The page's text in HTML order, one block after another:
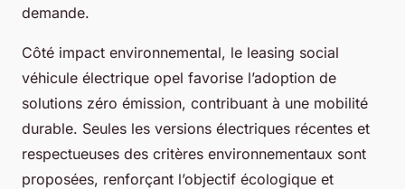
demande.
Côté impact environnemental, le leasing social
véhicule électrique opel favorise l’adoption de
solutions zéro émission, contribuant à une mobilité
durable. Seules les versions électriques récentes et
respectueuses des critères environnementaux sont
proposées, renforçant l’objectif écologique et